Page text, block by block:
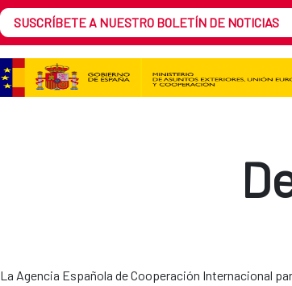
Skip to Main Content
SUSCRÍBETE A NUESTRO BOLETÍN DE NOTICIAS
La Agencia Española de Cooperación Internacional